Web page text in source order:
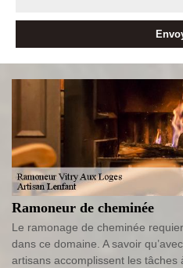
Ramoneur de cheminée
Le ramonage de cheminée
dans ce domaine. A savoir
artisans accomplissent les tâches